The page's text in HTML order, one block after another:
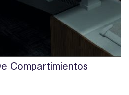
Compartimientos